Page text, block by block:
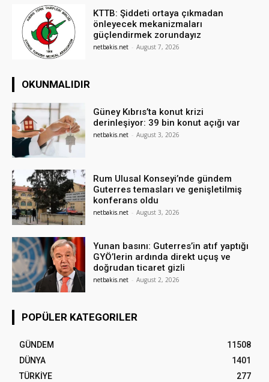
KTTB: Şiddeti ortaya çıkmadan
önleyecek mekanizmaları
güçlendirmek zorundayız
netbakis.net - August 7, 2026
OKUNMALIDIR
Güney Kıbrıs’ta konut krizi
derinleşiyor: 39 bin konut açığı var
netbakis.net - August 3, 2026
Rum Ulusal Konseyi’nde gündem
Guterres temasları ve genişletilmiş
konferans oldu
netbakis.net - August 3, 2026
Yunan basını: Guterres’in atıf yaptığı
GYÖ’lerin ardında direkt uçuş ve
doğrudan ticaret gizli
netbakis.net - August 2, 2026
POPÜLER KATEGORILER
GÜNDEM
11508
DÜNYA
1401
TÜRKİYE
277